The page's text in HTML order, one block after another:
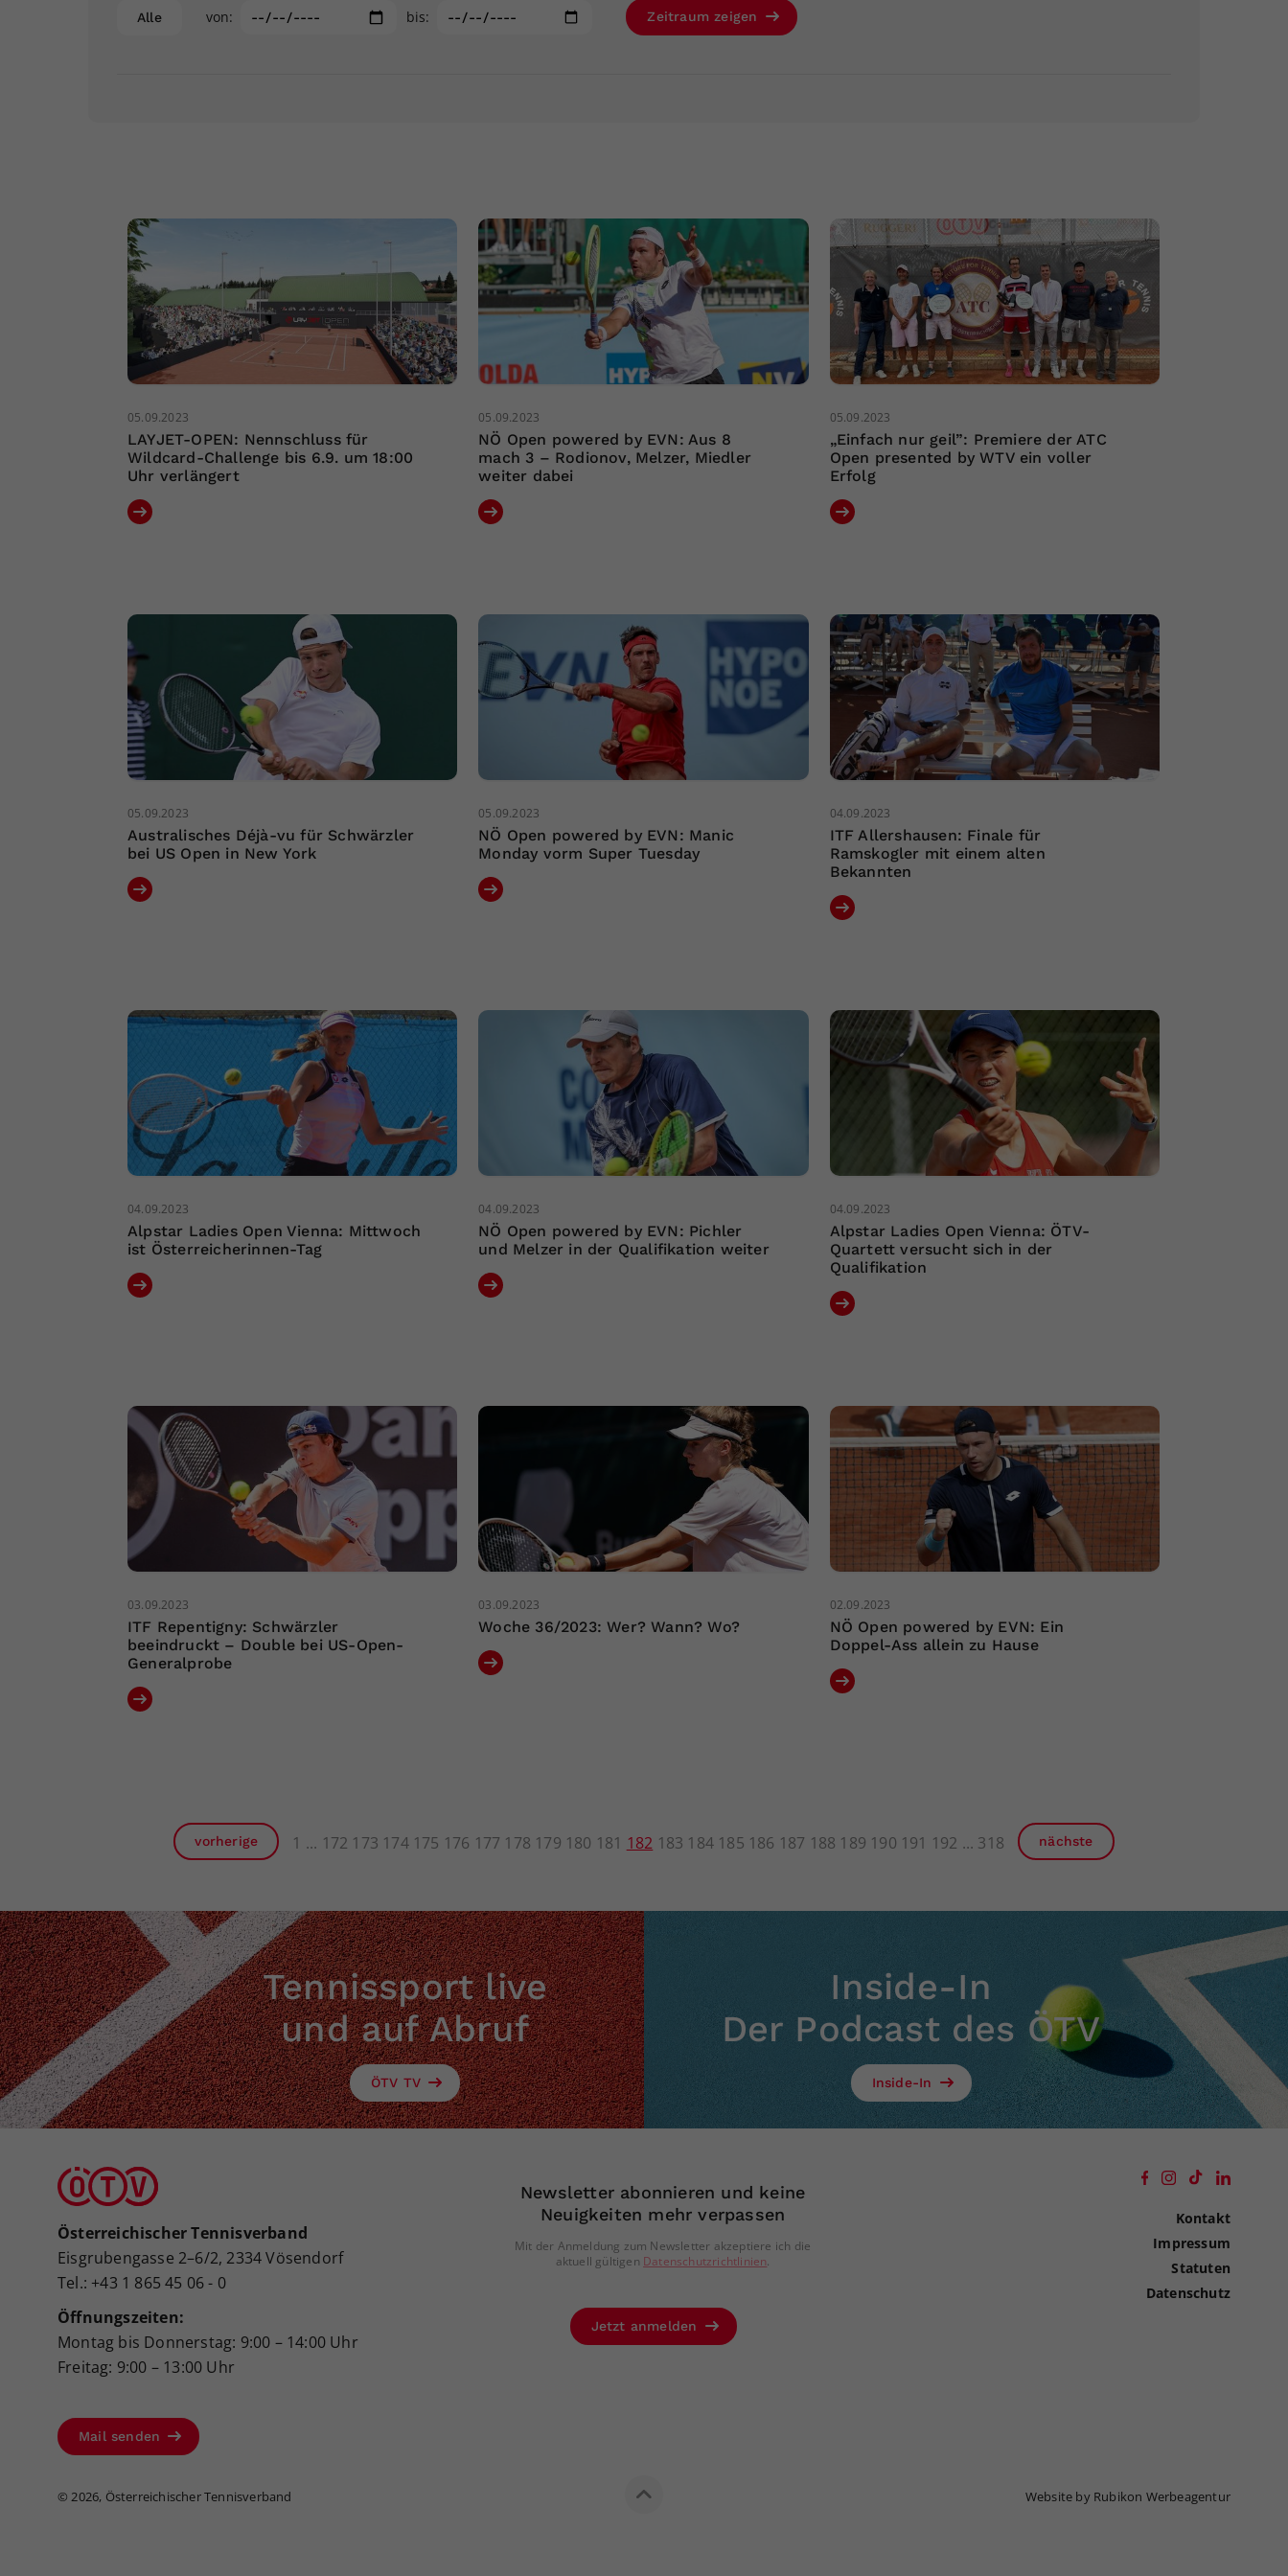
Alle von: bis: Zeitraum zeigen
05.09.2023
LAYJET-OPEN: Nennschluss für
Wildcard-Challenge bis 6.9. um 18:00
Uhr verlängert
05.09.2023
NÖ Open powered by EVN: Aus 8
mach 3 – Rodionov, Melzer, Miedler
weiter dabei
05.09.2023
„Einfach nur geil”: Premiere der ATC
Open presented by WTV ein voller
Erfolg
05.09.2023
Australisches Déjà-vu für Schwärzler
bei US Open in New York
05.09.2023
NÖ Open powered by EVN: Manic
Monday vorm Super Tuesday
04.09.2023
ITF Allershausen: Finale für
Ramskogler mit einem alten
Bekannten
04.09.2023
Alpstar Ladies Open Vienna: Mittwoch
ist Österreicherinnen-Tag
04.09.2023
NÖ Open powered by EVN: Pichler
und Melzer in der Qualifikation weiter
04.09.2023
Alpstar Ladies Open Vienna: ÖTV-
Quartett versucht sich in der
Qualifikation
03.09.2023
ITF Repentigny: Schwärzler
beeindruckt – Double bei US-Open-
Generalprobe
03.09.2023
Woche 36/2023: Wer? Wann? Wo?
02.09.2023
NÖ Open powered by EVN: Ein
Doppel-Ass allein zu Hause
vorherige 1 172 173 174 175 176 177 178 179 180 181 182 183 184 185 186 187 188 189 190 191 192 318 nächste
Tennissport live
und auf Abruf
ÖTV TV
Inside-In
Der Podcast des ÖTV
Inside-In
Österreichischer Tennisverband
Eisgrubengasse 2–6/2, 2334 Vösendorf
Tel.: +43 1 865 45 06 - 0
Öffnungszeiten:
Montag bis Donnerstag: 9:00 – 14:00 Uhr
Freitag: 9:00 – 13:00 Uhr
Mail senden
Newsletter abonnieren und keine
Neuigkeiten mehr verpassen
Mit der Anmeldung zum Newsletter akzeptiere ich die
aktuell gültigen Datenschutzrichtlinien.
Jetzt anmelden
Kontakt
Impressum
Statuten
Datenschutz
© 2026, Österreichischer Tennisverband Website by Rubikon Werbeagentur
Ihrer vorgenommen Einstellungen, falls der